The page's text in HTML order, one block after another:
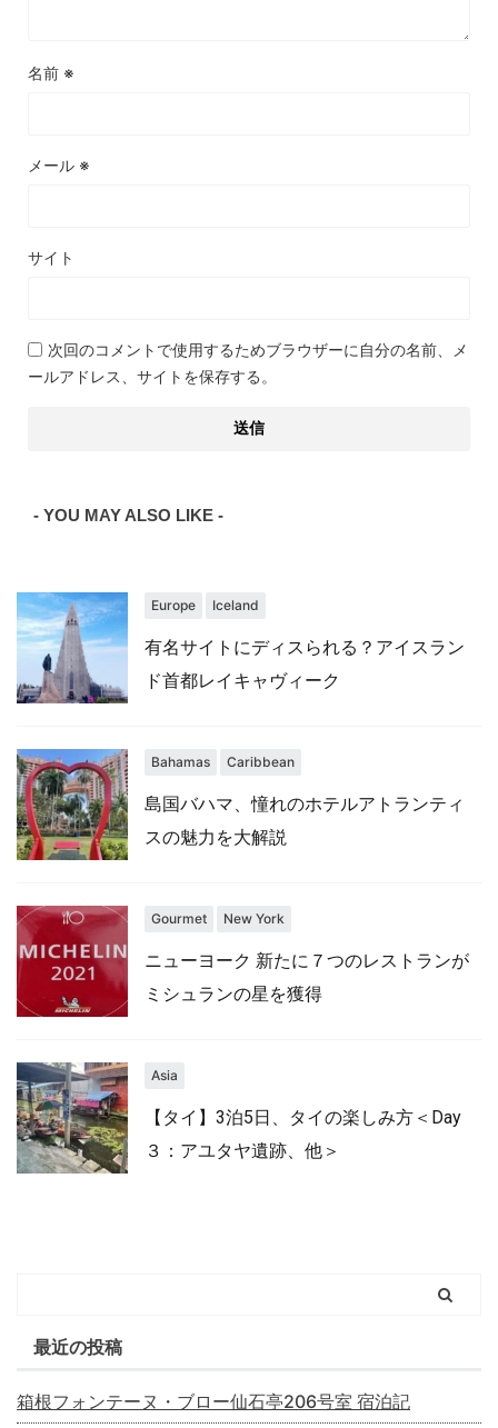
名前 ※
メール ※
サイト
次回のコメントで使用するためブラウザーに自分の名前、メ
ールアドレス、サイトを保存する。
- YOU MAY ALSO LIKE -
Europe Iceland
有名サイトにディスられる？アイスラン
ド首都レイキャヴィーク
Bahamas Caribbean
島国バハマ、憧れのホテルアトランティ
スの魅力を大解説
Gourmet New York
ニューヨーク 新たに７つのレストランが
ミシュランの星を獲得
Asia
【タイ】3泊5日、タイの楽しみ方＜Day
３：アユタヤ遺跡、他＞
最近の投稿
箱根フォンテーヌ・ブロー仙石亭206号室 宿泊記